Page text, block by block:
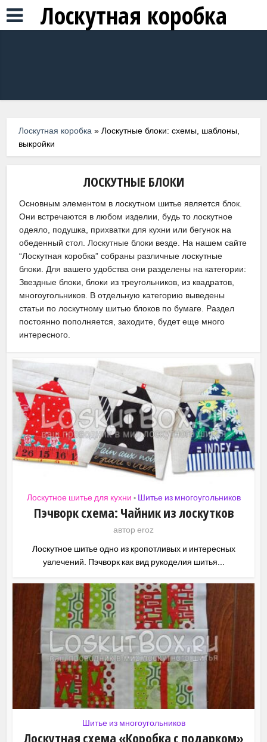
Лоскутная коробка
Лоскутная коробка »Лоскутные блоки: схемы, шаблоны,
выкройки
ЛОСКУТНЫЕ БЛОКИ
Основным элементом в лоскутном шитье является блок.
Они встречаются в любом изделии, будь то лоскутное
одеяло, подушка, прихватки для кухни или бегунок на
обеденный стол. Лоскутные блоки везде. На нашем сайте
“Лоскутная коробка” собраны различные лоскутные
блоки. Для вашего удобства они разделены на категории:
Звездные блоки, блоки из треугольников, из квадратов,
многоугольников. В отдельную категорию выведены
статьи по лоскутному шитью блоков по бумаге. Раздел
постоянно пополняется, заходите, будет еще много
интересного.
Лоскутное шитье для кухни • Шитье из многоугольников
Пэчворк схема: Чайник из лоскутков
автор eroz
Лоскутное шитье одно из кропотливых и интересных
увлечений. Пэчворк как вид рукоделия шитья...
Шитье из многоугольников
Лоскутная схема «Коробка с подарком»